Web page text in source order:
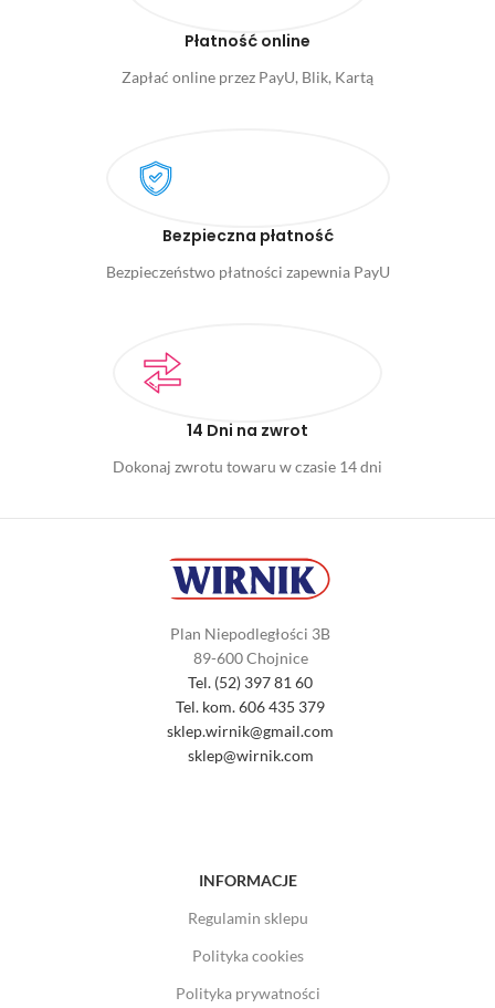
Płatność online
Zapłać online przez PayU, Blik, Kartą
Bezpieczna płatność
Bezpieczeństwo płatności zapewnia PayU
14 Dni na zwrot
Dokonaj zwrotu towaru w czasie 14 dni
Plan Niepodległości 3B
89-600 Chojnice
Tel. (52) 397 81 60
Tel. kom. 606 435 379
sklep.wirnik@gmail.com
sklep@wirnik.com
INFORMACJE
Regulamin sklepu
Polityka cookies
Polityka prywatności